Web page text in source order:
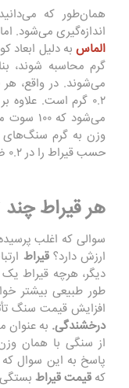
همان‌طور که
اندازه‌گیری می‌شود.
الماس به دلیل
می‌شوند. در واقع، هر
۰.۲ گرم است. علاوه بر این،
می‌شود
وزن به گرم سنگ‌های
حسب قیراط را در ۰.۲ ضرب کنید تا وزن کلی به گرم به دست آید.
هر قیراط
سوالی که اغلب
ارزش دارد؟قیراط
دیگر، هرچه قیراط
طور طبیعی بیشتر
افزایش قیمت سنگ
درخشندگی. به عنوان
از سنگی با همان
پاسخ به این سوال که
که قیمت قیراط